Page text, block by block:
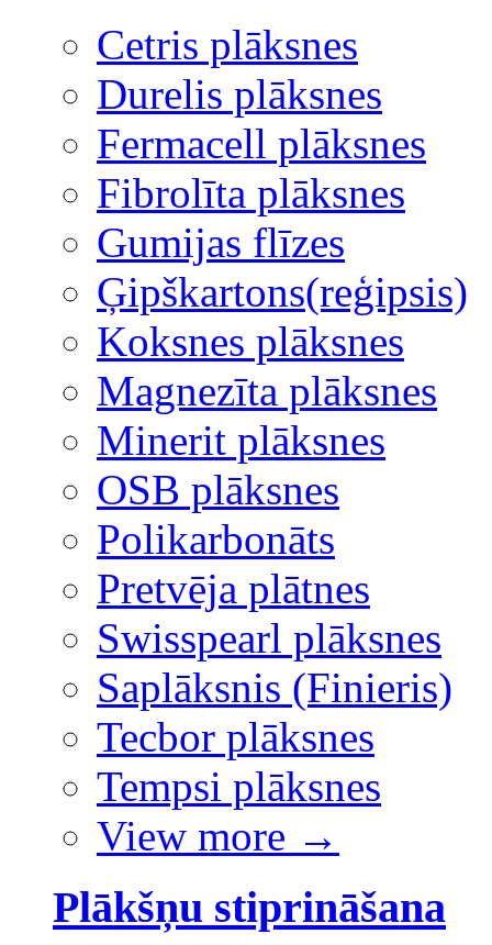
Cetris plāksnes
Durelis plāksnes
Fermacell plāksnes
Fibrolīta plāksnes
Gumijas flīzes
Ģipškartons(reģipsis)
Koksnes plāksnes
Magnezīta plāksnes
Minerit plāksnes
OSB plāksnes
Polikarbonāts
Pretvēja plātnes
Swisspearl plāksnes
Saplāksnis (Finieris)
Tecbor plāksnes
Tempsi plāksnes
View more →
Plākšņu stiprināšana